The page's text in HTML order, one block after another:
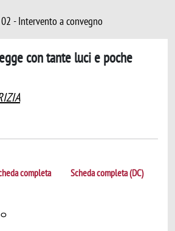
02 - Intervento a convegno
con tante luci e poche
completa Scheda completa (DC)